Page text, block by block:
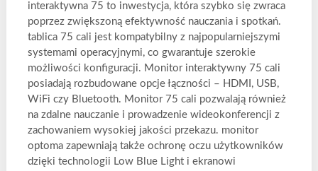
interaktywna 75 to inwestycja, która szybko się zwraca
poprzez zwiększoną efektywność nauczania i spotkań.
tablica 75 cali jest kompatybilny z najpopularniejszymi
systemami operacyjnymi, co gwarantuje szerokie
możliwości konfiguracji. Monitor interaktywny 75 cali
posiadają rozbudowane opcje łączności – HDMI, USB,
WiFi czy Bluetooth. Monitor 75 cali pozwalają również
na zdalne nauczanie i prowadzenie wideokonferencji z
zachowaniem wysokiej jakości przekazu. monitor
optoma zapewniają także ochronę oczu użytkowników
dzięki technologii Low Blue Light i ekranowi